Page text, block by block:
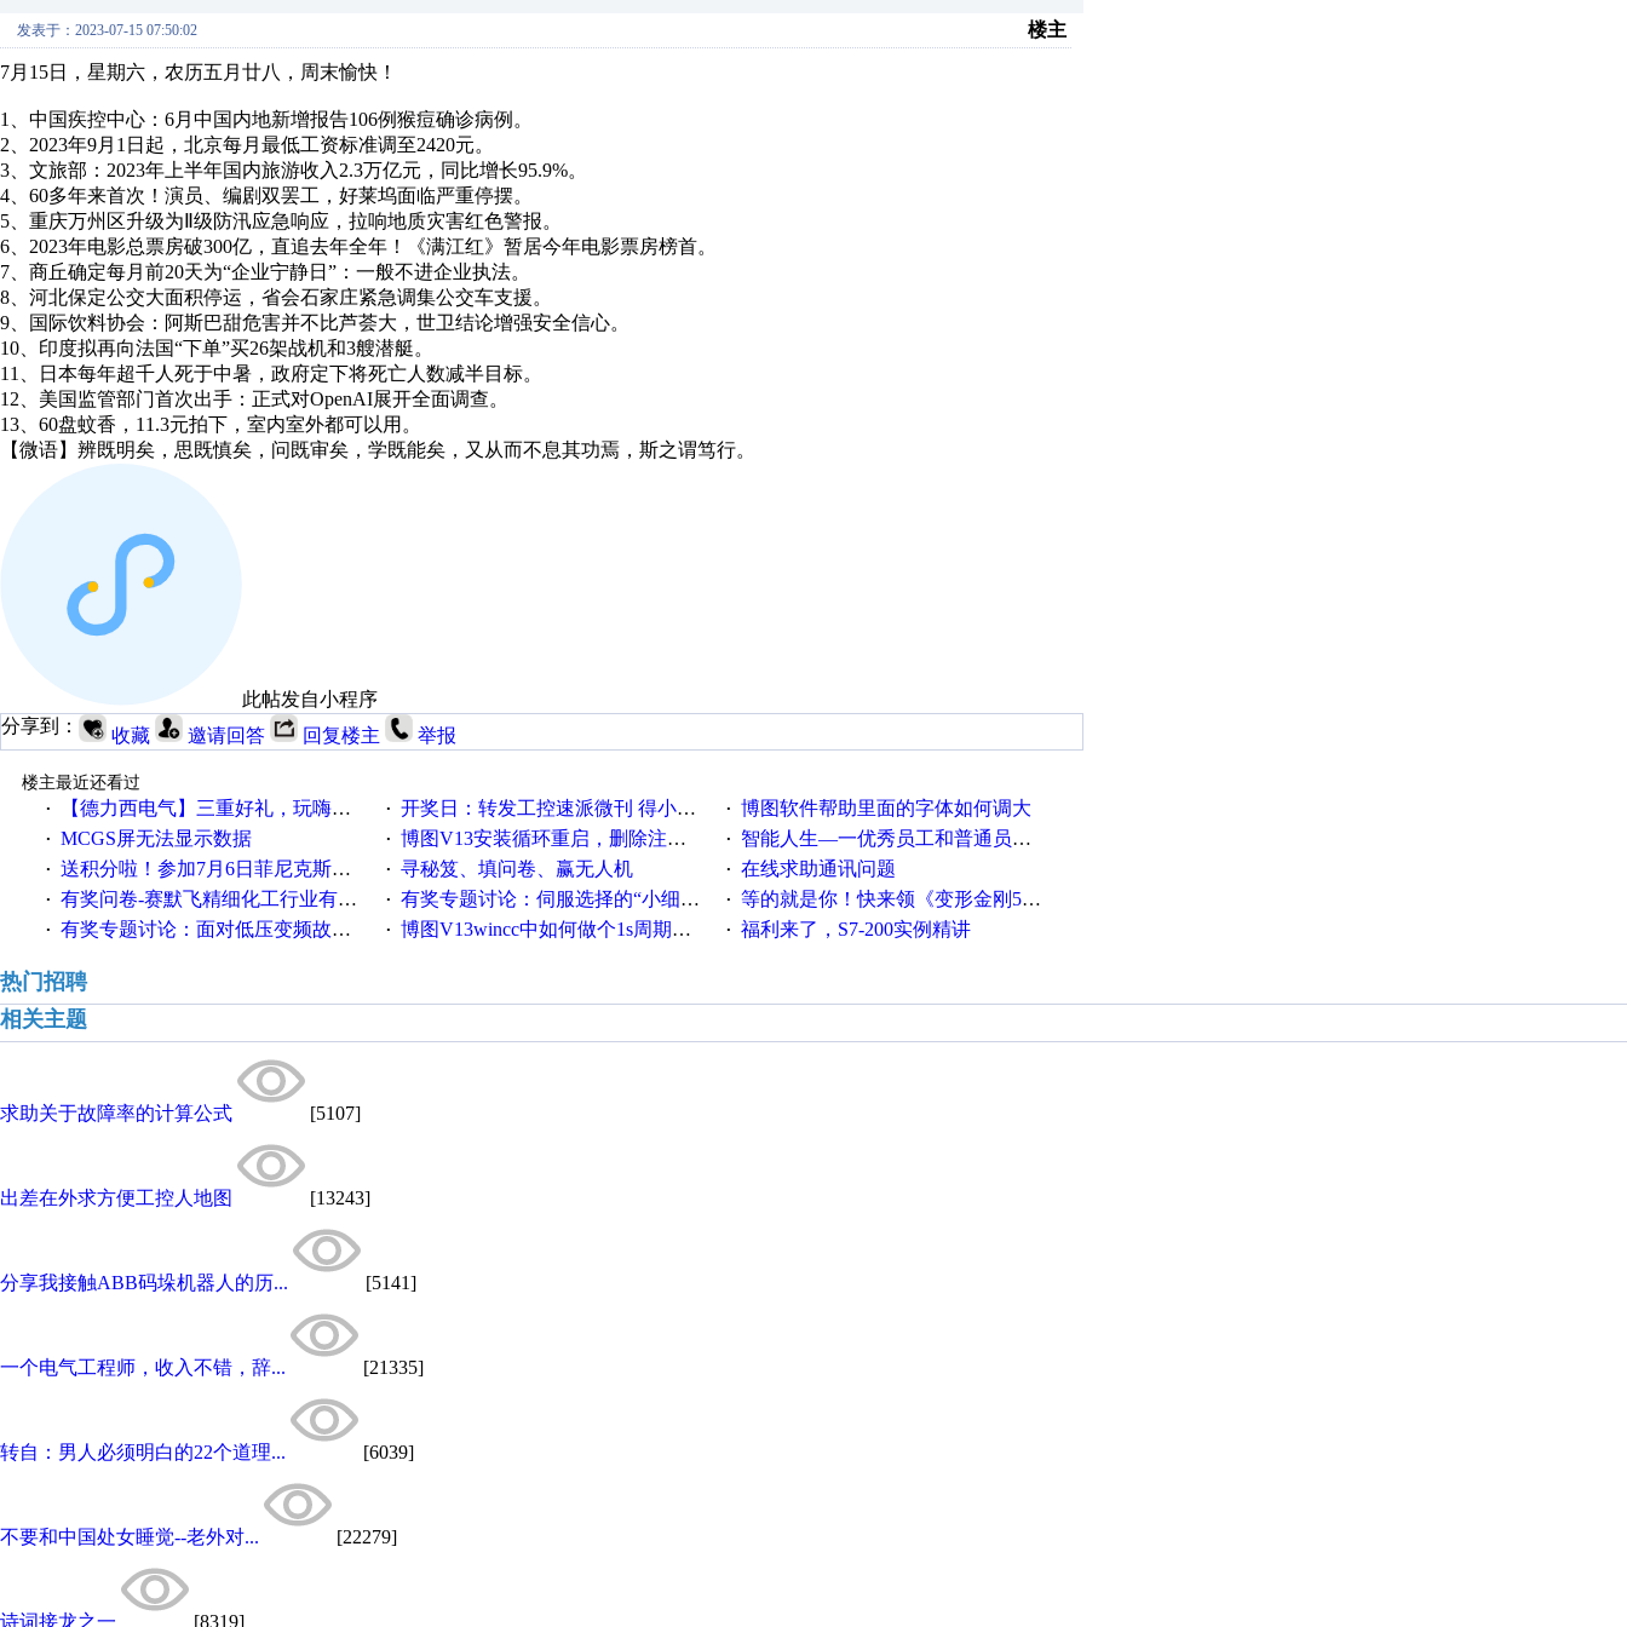
发表于：2023-07-15 07:50:02 楼主
7月15日，星期六，农历五月廿八，周末愉快！
1、中国疾控中心：6月中国内地新增报告106例猴痘确诊病例。
2、2023年9月1日起，北京每月最低工资标准调至2420元。
3、文旅部：2023年上半年国内旅游收入2.3万亿元，同比增长95.9%。
4、60多年来首次！演员、编剧双罢工，好莱坞面临严重停摆。
5、重庆万州区升级为Ⅱ级防汛应急响应，拉响地质灾害红色警报。
6、2023年电影总票房破300亿，直追去年全年！《满江红》暂居今年电影票房榜首。
7、商丘确定每月前20天为“企业宁静日”：一般不进企业执法。
8、河北保定公交大面积停运，省会石家庄紧急调集公交车支援。
9、国际饮料协会：阿斯巴甜危害并不比芦荟大，世卫结论增强安全信心。
10、印度拟再向法国“下单”买26架战机和3艘潜艇。
11、日本每年超千人死于中暑，政府定下将死亡人数减半目标。
12、美国监管部门首次出手：正式对OpenAI展开全面调查。
13、60盘蚊香，11.3元拍下，室内室外都可以用。
【微语】辨既明矣，思既慎矣，问既审矣，学既能矣，又从而不息其功焉，斯之谓笃行。
此帖发自小程序
分享到：
收藏 邀请回答 回复楼主 举报
楼主最近还看过
·
【德力西电气】三重好礼，玩嗨夏日！ · 开奖日：转发工控速派微刊 得小米手环 中奖通知 · 博图软件帮助里面的字体如何调大
· MCGS屏无法显示数据 · 博图V13安装循环重启，删除注册表信息没有用 · 智能人生—一优秀员工和普通员工差别，精辟到位！
· 送积分啦！参加7月6日菲尼克斯在线研讨会即得 · 寻秘笈、填问卷、赢无人机 · 在线求助通讯问题
· 有奖问卷-赛默飞精细化工行业有奖调查来袭！ · 有奖专题讨论：伺服选择的“小细节大学问”奖励公告 · 等的就是你！快来领《变形金刚5》观影券
· 有奖专题讨论：面对低压变频故障，老手是这样解决的！ · 博图V13wincc中如何做个1s周期循环的脚本 · 福利来了，S7-200实例精讲
热门招聘
相关主题
求助关于故障率的计算公式 [5107]
出差在外求方便工控人地图 [13243]
分享我接触ABB码垛机器人的历... [5141]
一个电气工程师，收入不错，辞... [21335]
转自：男人必须明白的22个道理... [6039]
不要和中国处女睡觉--老外对... [22279]
诗词接龙之一 [8319]